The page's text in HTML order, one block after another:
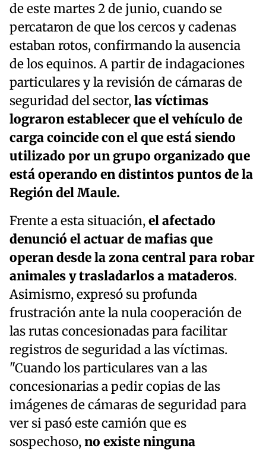
de este martes 2 de junio, cuando se
percataron de que los cercos y cadenas
estaban rotos, confirmando la ausencia
de los equinos. A partir de indagaciones
particulares y la revisión de cámaras de
seguridad del sector,las víctimas
lograron establecer que el vehículo de
carga coincide con el que está siendo
utilizado por un grupo organizado que
está operando en distintos puntos de la
Región del Maule.
Frente a esta situación,el afectado
denunció el actuar de mafias que
operan desde la zona central para robar
animales y trasladarlos a mataderos.
Asimismo, expresó su profunda
frustración ante la nula cooperación de
las rutas concesionadas para facilitar
registros de seguridad a las víctimas.
"Cuando los particulares van a las
concesionarias a pedir copias de las
imágenes de cámaras de seguridad para
ver si pasó este camión que es
sospechoso,no existe ninguna